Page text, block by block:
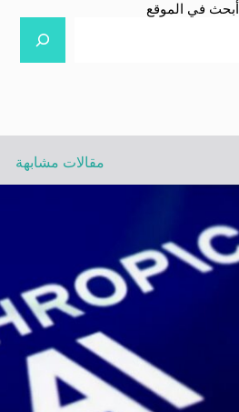
أبحث في الموقع
مقالات مشابهة